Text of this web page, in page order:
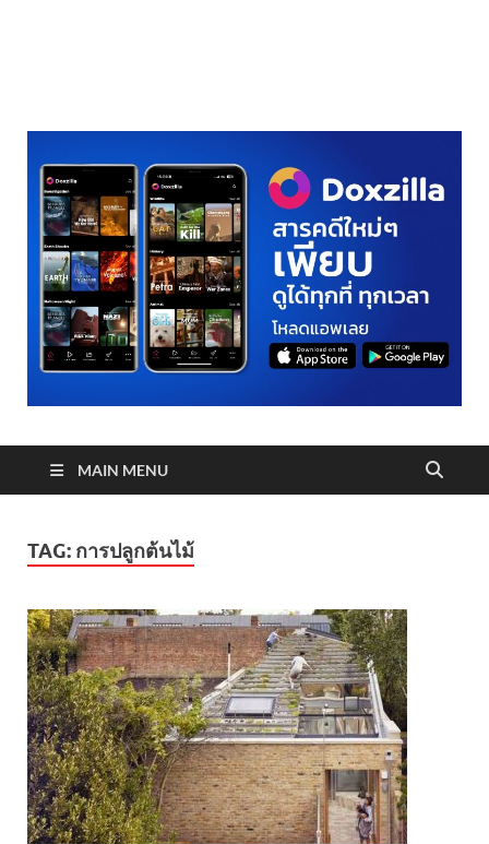
MAIN MENU
TAG: การปลูกต้นไม้